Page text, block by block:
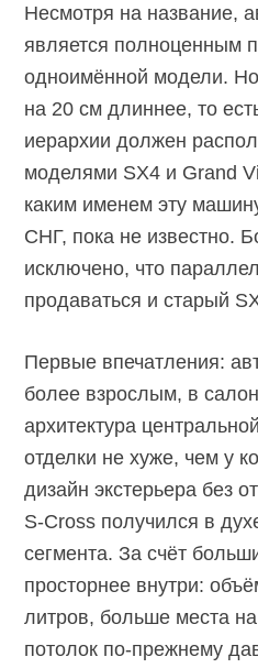
Несмотря на название,
является полноценным
одноимённой модели.
на 20 см длиннее, то
иерархии должен
моделями SX4 и Grand
каким именем эту
СНГ, пока не известно.
исключено, что
продаваться и старый
Первые впечатления:
более взрослым, в
архитектура
отделки не хуже, чем у
дизайн экстерьера без
S-Cross получился в
сегмента. За счёт
просторнее внутри:
литров, больше места
потолок по-прежнему